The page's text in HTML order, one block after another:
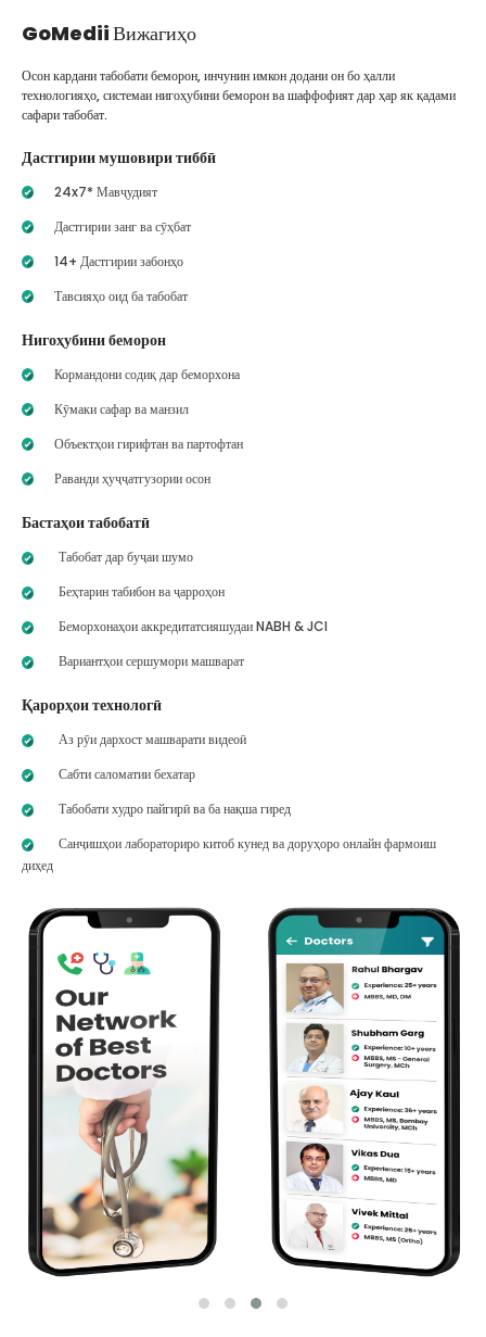
GoMediiВижагиҳо
Осон кардани табобати беморон, инчунин имкон додани он бо ҳалли
технологияҳо, системаи нигоҳубини беморон ва шаффофият дар ҳар як қадами
сафари табобат.
Дастгирии мушовири тиббӣ
24x7* Мавҷудият
Дастгирии занг ва сӯҳбат
14+ Дастгирии забонҳо
Тавсияҳо оид ба табобат
Нигоҳубини беморон
Кормандони содиқ дар беморхона
Кӯмаки сафар ва манзил
Объектҳои гирифтан ва партофтан
Раванди ҳуҷҷатгузории осон
Бастаҳои табобатӣ
Табобат дар буҷаи шумо
Беҳтарин табибон ва ҷарроҳон
Беморхонаҳои аккредитатсияшудаи NABH & JCI
Вариантҳои сершумори машварат
Қарорҳои технологӣ
Аз рӯи дархост машварати видеоӣ
Сабти саломатии бехатар
Табобати худро пайгирӣ ва ба нақша гиред
Санҷишҳои лабораториро китоб кунед ва доруҳоро онлайн фармоиш
диҳед